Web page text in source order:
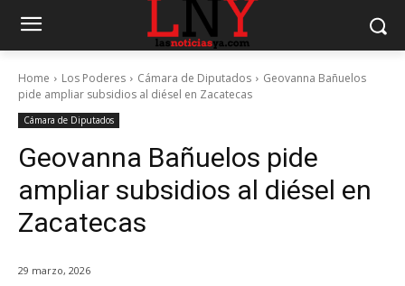
Home Los Poderes Cámara de Diputados
Geovanna Bañuelos
pide ampliar subsidios al diésel en Zacatecas
Cámara de Diputados
Geovanna Bañuelos pide
ampliar subsidios al diésel en
Zacatecas
29 marzo, 2026